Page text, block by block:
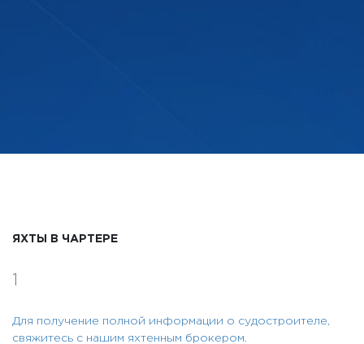
ЯХТЫ В ЧАРТЕРЕ
Для получение полной информации о судостроителе,
свяжитесь с нашим яхтенным брокером.